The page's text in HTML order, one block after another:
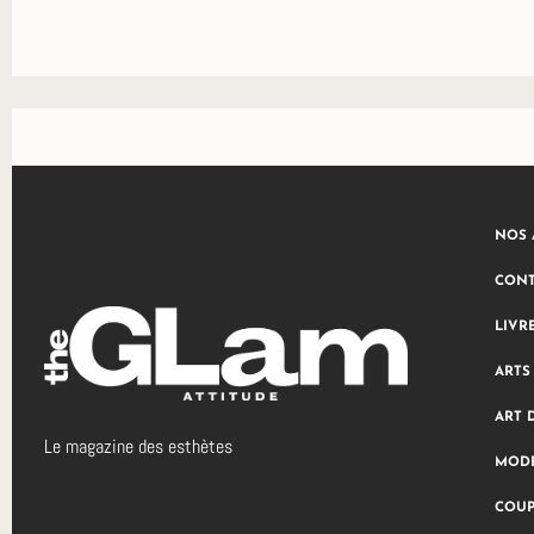
Le magazine des esthètes
NOS
ART